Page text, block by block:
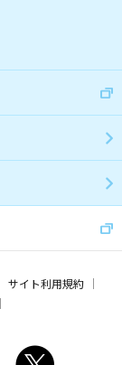
サイト利用規約